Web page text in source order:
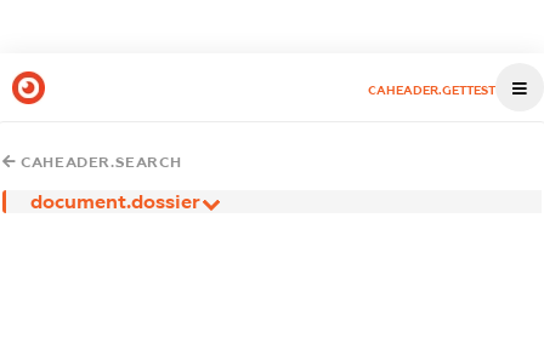
CAHEADER.GETTEST
CAHEADER.SEARCH
document.dossier